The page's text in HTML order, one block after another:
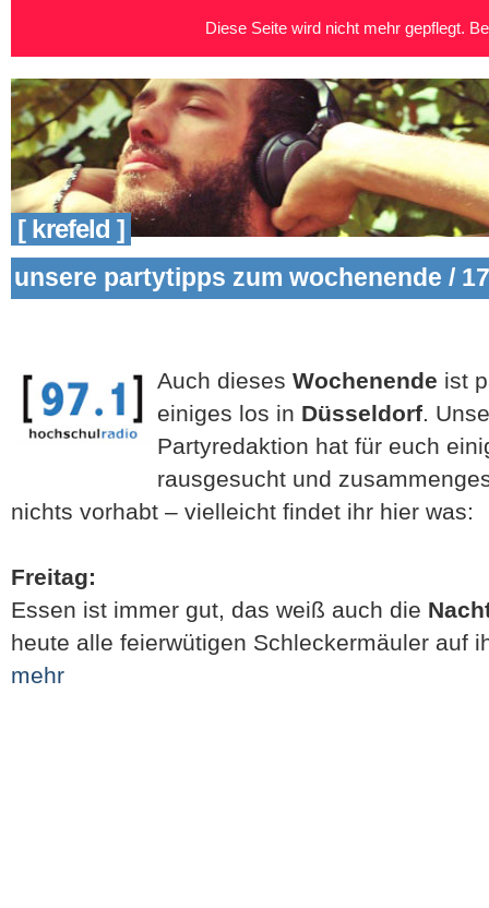
[ krefeld ]
unsere partytipps zum wochenende /
Auch dieses Wochenende ist
einiges los in Düsseldorf.
Partyredaktion hat für euch
rausgesucht und
nichts vorhabt – vielleicht findet ihr hier was:
Freitag:
Essen ist immer gut, das weiß auch die
heute alle feierwütigen Schleckermäuler auf
mehr
Diese Seite wird nicht mehr gepflegt.